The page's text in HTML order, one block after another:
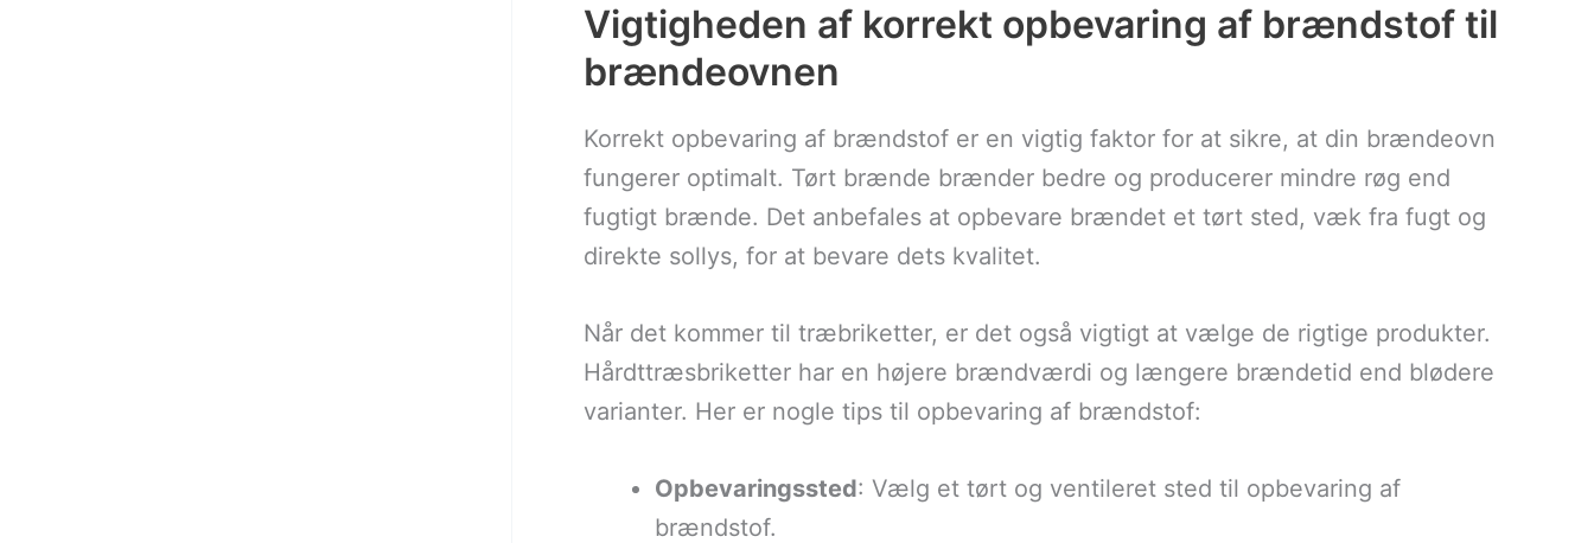
Vigtigheden af korrekt opbevaring af brændstof til
brændeovnen
Korrekt opbevaring af brændstof er en vigtig faktor for at sikre, at din brændeovn
fungerer optimalt. Tørt brænde brænder bedre og producerer mindre røg end
fugtigt brænde. Det anbefales at opbevare brændet et tørt sted, væk fra fugt og
direkte sollys, for at bevare dets kvalitet.
Når det kommer til træbriketter, er det også vigtigt at vælge de rigtige produkter.
Hårdttræsbriketter har en højere brændværdi og længere brændetid end blødere
varianter. Her er nogle tips til opbevaring af brændstof:
Opbevaringssted: Vælg et tørt og ventileret sted til opbevaring af
brændstof.